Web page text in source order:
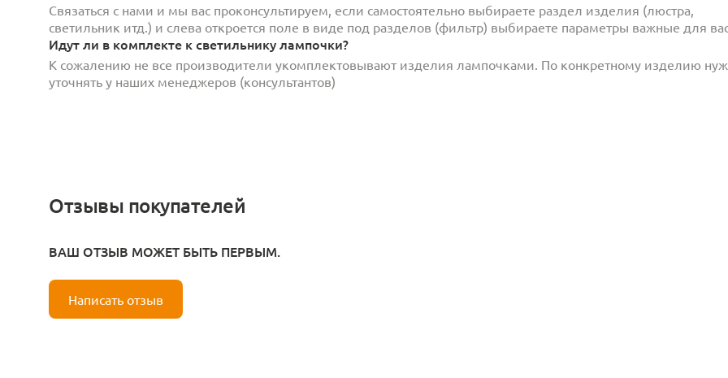
Связаться с нами и мы вас проконсультируем, если самостоятельно выбираете раздел изделия (люстра,
светильник итд.) и слева откроется поле в виде под разделов (фильтр) выбираете параметры важные для
Идут ли в комплекте к светильнику лампочки?
К сожалению не все производители укомплектовывают изделия лампочками. По конкретному изделию
уточнять у наших менеджеров (консультантов)
Отзывы покупателей
ВАШ ОТЗЫВ МОЖЕТ БЫТЬ ПЕРВЫМ.
Написать отзыв